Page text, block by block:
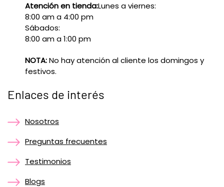
Atención en tienda:Lunes a viernes:
8:00 am a 4:00 pm
Sábados:
8:00 am a 1:00 pm
NOTA:No hay atención al cliente los domingos y
festivos.
Enlaces de interés
Nosotros
Preguntas frecuentes
Testimonios
Blogs